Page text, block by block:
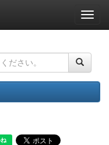
ナ
ビ
ー
ョ
ン